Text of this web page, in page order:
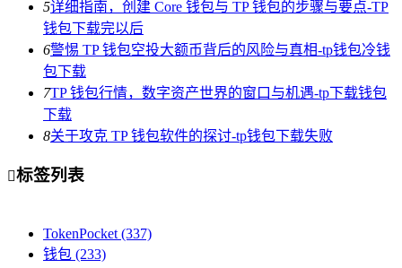
5详细指南，创建 Core 钱包与 TP 钱包的步骤与要点-TP
钱包下载完以后
6警惕 TP 钱包空投大额币背后的风险与真相-tp钱包冷钱
包下载
7TP 钱包行情，数字资产世界的窗口与机遇-tp下载钱包
下载
8关于攻克 TP 钱包软件的探讨-tp钱包下载失败
标签列表
TokenPocket (337)
钱包 (233)